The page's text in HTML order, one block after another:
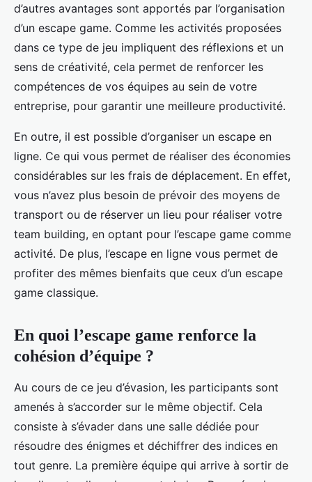
d’autres avantages sont apportés par l’organisation
d’un escape game. Comme les activités proposées
dans ce type de jeu impliquent des réflexions et un
sens de créativité, cela permet de renforcer les
compétences de vos équipes au sein de votre
entreprise, pour garantir une meilleure productivité.
En outre, il est possible d’organiser un escape en
ligne. Ce qui vous permet de réaliser des économies
considérables sur les frais de déplacement. En effet,
vous n’avez plus besoin de prévoir des moyens de
transport ou de réserver un lieu pour réaliser votre
team building, en optant pour l’escape game comme
activité. De plus, l’escape en ligne vous permet de
profiter des mêmes bienfaits que ceux d’un escape
game classique.
En quoi l’escape game renforce la
cohésion d’équipe ?
Au cours de ce jeu d’évasion, les participants sont
amenés à s’accorder sur le même objectif. Cela
consiste à s’évader dans une salle dédiée pour
résoudre des énigmes et déchiffrer des indices en
tout genre. La première équipe qui arrive à sortir de